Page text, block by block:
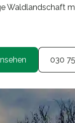
Waldlandschaft
030